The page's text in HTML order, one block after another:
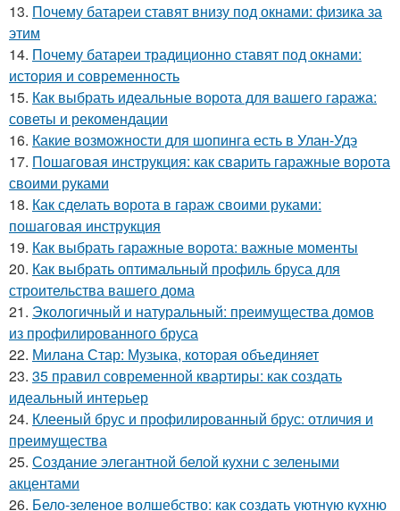
13. Почему батареи ставят внизу под окнами: физика за
этим
14. Почему батареи традиционно ставят под окнами:
история и современность
15. Как выбрать идеальные ворота для вашего гаража:
советы и рекомендации
16. Какие возможности для шопинга есть в Улан-Удэ
17. Пошаговая инструкция: как сварить гаражные ворота
своими руками
18. Как сделать ворота в гараж своими руками:
пошаговая инструкция
19. Как выбрать гаражные ворота: важные моменты
20. Как выбрать оптимальный профиль бруса для
строительства вашего дома
21. Экологичный и натуральный: преимущества домов
из профилированного бруса
22. Милана Стар: Музыка, которая объединяет
23. 35 правил современной квартиры: как создать
идеальный интерьер
24. Клееный брус и профилированный брус: отличия и
преимущества
25. Создание элегантной белой кухни с зелеными
акцентами
26. Бело-зеленое волшебство: как создать уютную кухню